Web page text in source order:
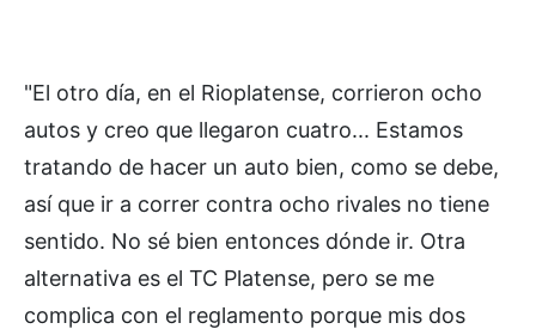
"El otro día, en el Rioplatense, corrieron ocho
autos y creo que llegaron cuatro... Estamos
tratando de hacer un auto bien, como se debe,
así que ir a correr contra ocho rivales no tiene
sentido. No sé bien entonces dónde ir. Otra
alternativa es el TC Platense, pero se me
complica con el reglamento porque mis dos